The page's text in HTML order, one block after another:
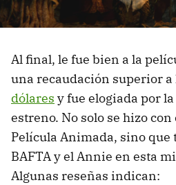
Al final, le fue bien a la
una recaudación superior a
dólares y fue elogiada por
estreno. No solo se hizo
Película Animada, sino que
BAFTA y el Annie en esta
Algunas reseñas indican: